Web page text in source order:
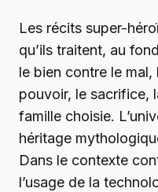
Les récits super-
qu’ils traitent, au
le bien contre le
pouvoir, le sacrifice,
famille choisie.
héritage
Dans le contexte
l’usage de la